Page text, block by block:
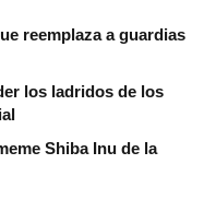
reemplaza a guardias
los ladridos de los
Shiba Inu de la